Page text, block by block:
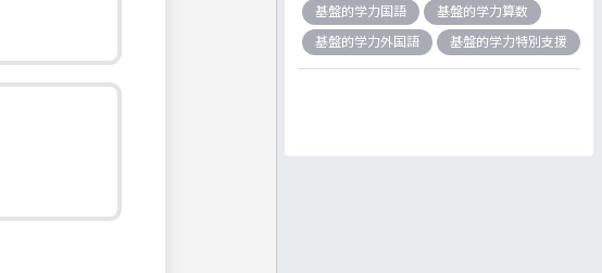
基盤的学力国語
基盤的学力算数
基盤的学力外国語
基盤的学力特別支援